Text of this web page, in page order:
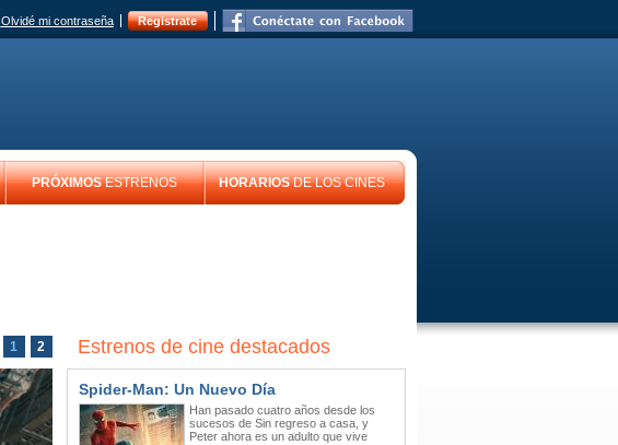
Olvidé mi contraseña Registrate
PRÓXIMOSESTRENOS HORARIOSDE LOS CINES
1 2 Estrenos de cine destacados
Spider-Man: Un Nuevo Día
Han pasado cuatro años desde los
sucesos de Sin regreso a casa, y
Peter ahora es un adulto que vive